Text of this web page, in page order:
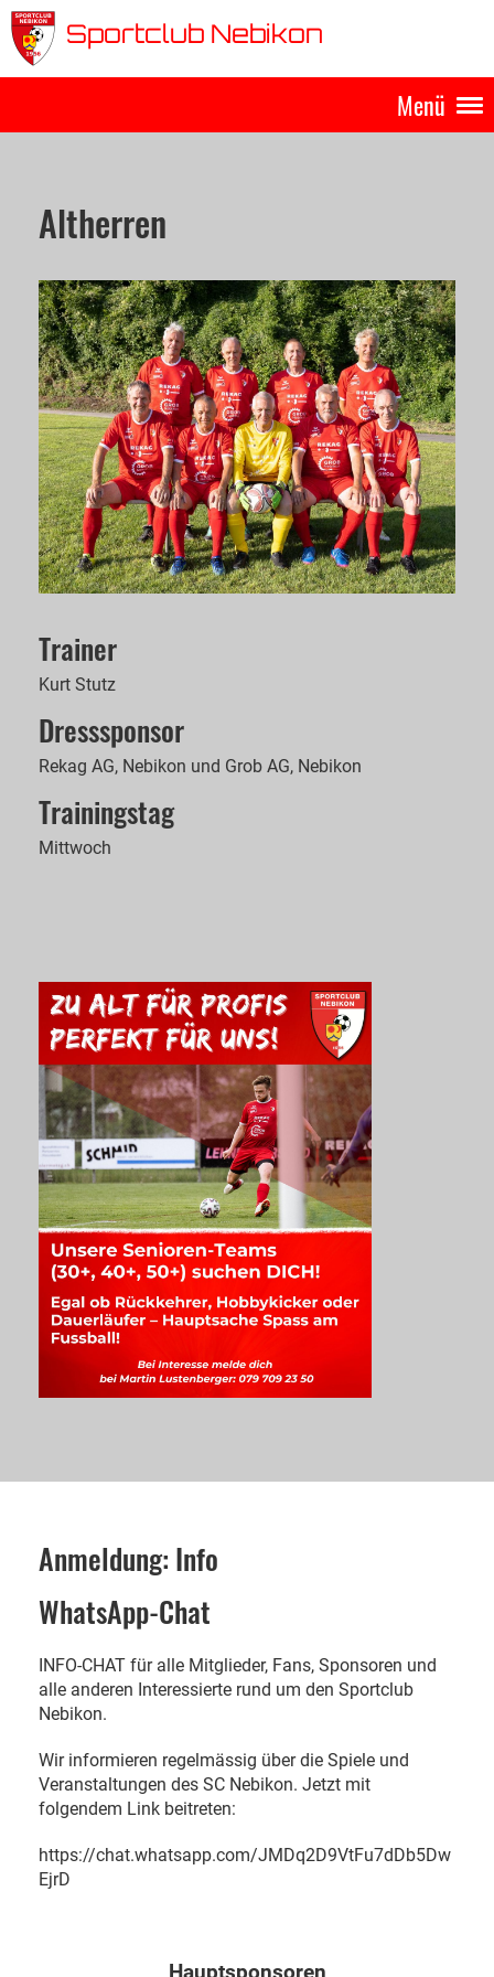
Sportclub Nebikon
Menü
Altherren
Trainer
Kurt Stutz
Dresssponsor
Rekag AG, Nebikon und Grob AG, Nebikon
Trainingstag
Mittwoch
Anmeldung: Info
WhatsApp-Chat
INFO-CHAT für alle Mitglieder, Fans, Sponsoren und
alle anderen Interessierte rund um den Sportclub
Nebikon.
Wir informieren regelmässig über die Spiele und
Veranstaltungen des SC Nebikon. Jetzt mit
folgendem Link beitreten:
https://chat.whatsapp.com/JMDq2D9VtFu7dDb5Dw
EjrD